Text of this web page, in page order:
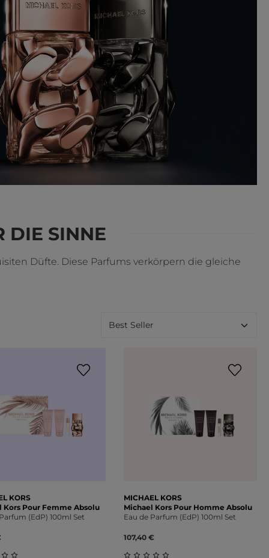
DIE SINNE
Düfte. Diese Parfums verkörpern die gleiche
KORS
Kors Pour Femme Absolu
(EdP) 100ml Set
MICHAEL KORS
Michael Kors Pour Homme Absolu
Eau de Parfum (EdP) 100ml Set
107,40 €